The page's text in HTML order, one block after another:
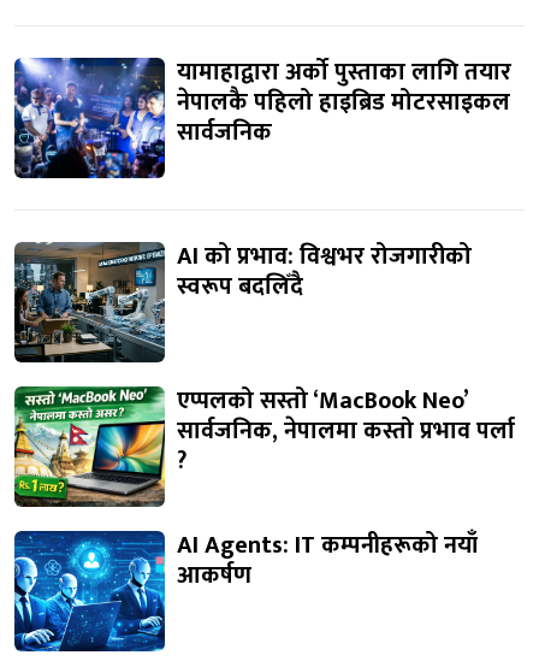
यामाहाद्वारा अर्को पुस्ताका लागि तयार
नेपालकै पहिलो हाइब्रिड मोटरसाइकल
सार्वजनिक
AI को प्रभाव: विश्वभर रोजगारीको
स्वरूप बदलिँदै
एप्पलको सस्तो ‘MacBook Neo’
सार्वजनिक, नेपालमा कस्तो प्रभाव पर्ला
?
AI Agents: IT कम्पनीहरूको नयाँ
आकर्षण